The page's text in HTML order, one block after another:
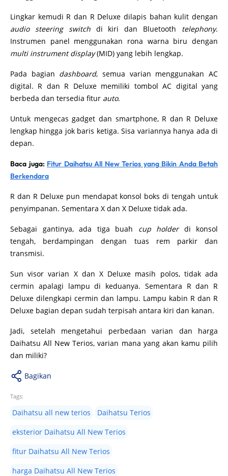
Lingkar kemudi R dan R Deluxe dilapis bahan kulit dengan
audio steering switchdi kiri dan Bluetooth telephony.
Instrumen panel menggunakan rona warna biru dengan
multi instrument display(MID) yang lebih lengkap.
Pada bagian dashboard, semua varian menggunakan AC
digital. R dan R Deluxe memiliki tombol AC digital yang
berbeda dan tersedia fitur auto.
Untuk mengecas gadget dan smartphone, R dan R Deluxe
lengkap hingga jok baris ketiga. Sisa variannya hanya ada di
depan.
Baca juga: Fitur Daihatsu All New Terios yang Bikin Anda Betah
Berkendara
R dan R Deluxe pun mendapat konsol boks di tengah untuk
penyimpanan. Sementara X dan X Deluxe tidak ada.
Sebagai gantinya, ada tiga buah cup holderdi konsol
tengah, berdampingan dengan tuas rem parkir dan
transmisi.
Sun visor varian X dan X Deluxe masih polos, tidak ada
cermin apalagi lampu di keduanya. Sementara R dan R
Deluxe dilengkapi cermin dan lampu. Lampu kabin R dan R
Deluxe bagian depan sudah terpisah antara kiri dan kanan.
Jadi, setelah mengetahui perbedaan varian dan harga
Daihatsu All New Terios, varian mana yang akan kamu pilih
dan miliki?
Bagikan
Tags:
Daihatsu all new terios
Daihatsu Terios
eksterior Daihatsu All New Terios
fitur Daihatsu All New Terios
harga Daihatsu All New Terios